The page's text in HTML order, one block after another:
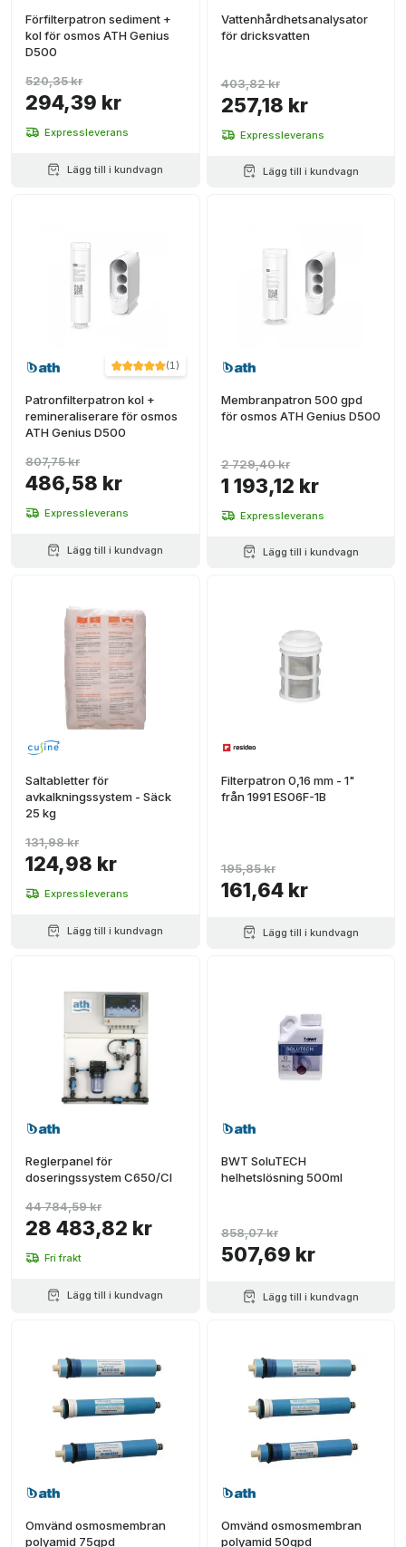
Förfilterpatron sediment +
kol för osmos ATH Genius
D500
294,39 kr
520,35 kr
Expressleverans
Lägg till i kundvagn
Vattenhårdhetsanalysator
för dricksvatten
257,18 kr
403,82 kr
Expressleverans
Lägg till i kundvagn
(1)
Patronfilterpatron kol +
remineraliserare för osmos
ATH Genius D500
486,58 kr
807,75 kr
Expressleverans
Lägg till i kundvagn
Membranpatron 500 gpd
för osmos ATH Genius D500
1 193,12 kr
2 729,40 kr
Expressleverans
Lägg till i kundvagn
Saltabletter för
avkalkningssystem - Säck
25 kg
124,98 kr
131,98 kr
Expressleverans
Lägg till i kundvagn
Filterpatron 0,16 mm - 1"
från 1991 ES06F-1B
161,64 kr
195,85 kr
Lägg till i kundvagn
Reglerpanel för
doseringssystem C650/Cl
28 483,82 kr
44 784,59 kr
Fri frakt
Lägg till i kundvagn
BWT SoluTECH
helhetslösning 500ml
507,69 kr
858,07 kr
Lägg till i kundvagn
Omvänd osmosmembran
polyamid 75gpd
Omvänd osmosmembran
polyamid 50gpd